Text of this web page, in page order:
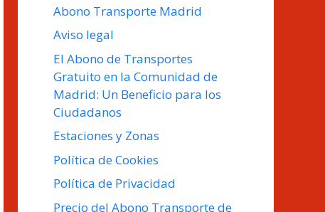
Abono Transporte Madrid
Aviso legal
El Abono de Transportes
Gratuito en la Comunidad de
Madrid: Un Beneficio para los
Ciudadanos
Estaciones y Zonas
Política de Cookies
Política de Privacidad
Precio del Abono Transporte de